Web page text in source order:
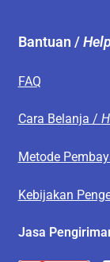
Bantuan /Help
FAQ
Cara Belanja /
Metode
Kebijakan
Jasa